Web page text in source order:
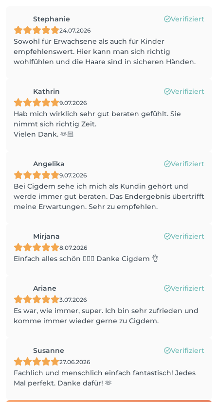
Stephanie Verifiziert
24.07.2026
Sowohl für Erwachsene als auch für Kinder
empfehlenswert. Hier kann man sich richtig
wohlfühlen und die Haare sind in sicheren Händen.
Kathrin Verifiziert
9.07.2026
Hab mich wirklich sehr gut beraten gefühlt. Sie
nimmt sich richtig Zeit.
Vielen Dank. 🫶🏻
Angelika Verifiziert
9.07.2026
Bei Cigdem sehe ich mich als Kundin gehört und
werde immer gut beraten. Das Endergebnis übertrifft
meine Erwartungen. Sehr zu empfehlen.
Mirjana Verifiziert
8.07.2026
Einfach alles schön 💇🏻‍♀️ Danke Cigdem 👌
Ariane Verifiziert
3.07.2026
Es war, wie immer, super. Ich bin sehr zufrieden und
komme immer wieder gerne zu Cigdem.
Susanne Verifiziert
27.06.2026
Fachlich und menschlich einfach fantastisch! Jedes
Mal perfekt. Danke dafür! 🫶